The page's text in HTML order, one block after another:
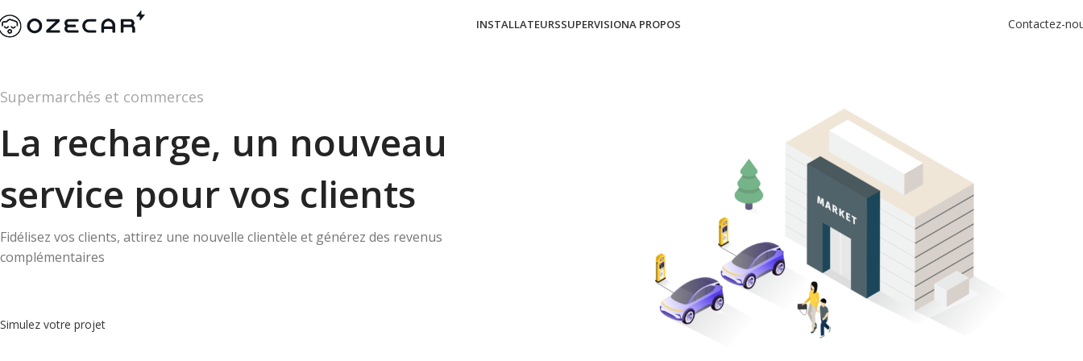
INSTALLATEURSSUPERVISIONA PROPOS Contactez-
Supermarchés et commerces
La recharge, un nouveau
service pour vos clients
Fidélisez vos clients, attirez une nouvelle clientèle et générez des revenus
complémentaires
Simulez votre projet